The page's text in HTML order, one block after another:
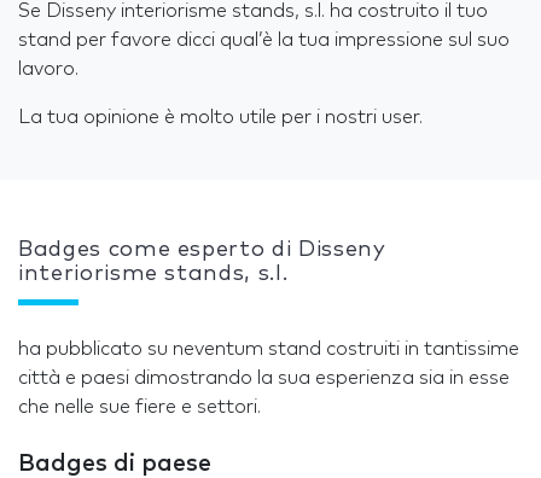
Se Disseny interiorisme stands, s.l. ha costruito il tuo
stand per favore dicci qual’è la tua impressione sul suo
lavoro.
La tua opinione è molto utile per i nostri user.
Badges come esperto di Disseny
interiorisme stands, s.l.
ha pubblicato su neventum stand costruiti in tantissime
città e paesi dimostrando la sua esperienza sia in esse
che nelle sue fiere e settori.
Badges di paese